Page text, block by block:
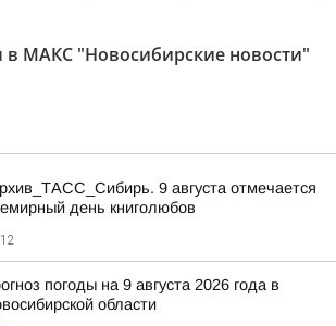
в МАКС "Новосибирские новости"
9 августа отмечается
день книголюбов
погоды на 9 августа 2026 года в
области